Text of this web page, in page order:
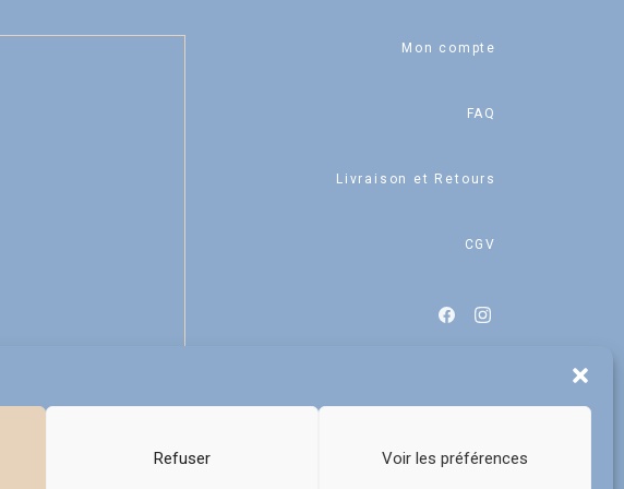
Refuser Voir les préférences
Mon compte
FAQ
Livraison et Retours
CGV